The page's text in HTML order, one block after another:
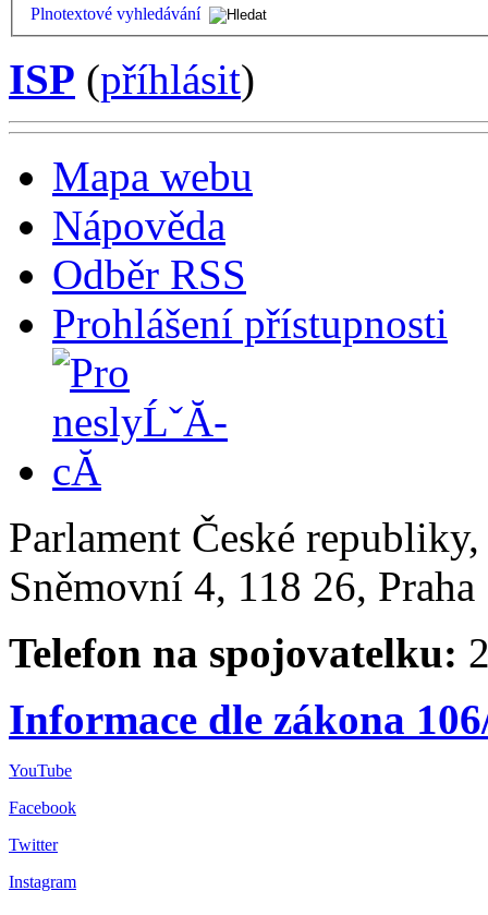
Plnotextové vyhledávání
ISP (příhlásit)
Mapa webu
Nápověda
Odběr RSS
Prohlášení přístupnosti
Parlament České
Sněmovní 4, 118 26,
Telefon na spojovatelku:
Informace dle zákona
YouTube
Facebook
Twitter
Instagram